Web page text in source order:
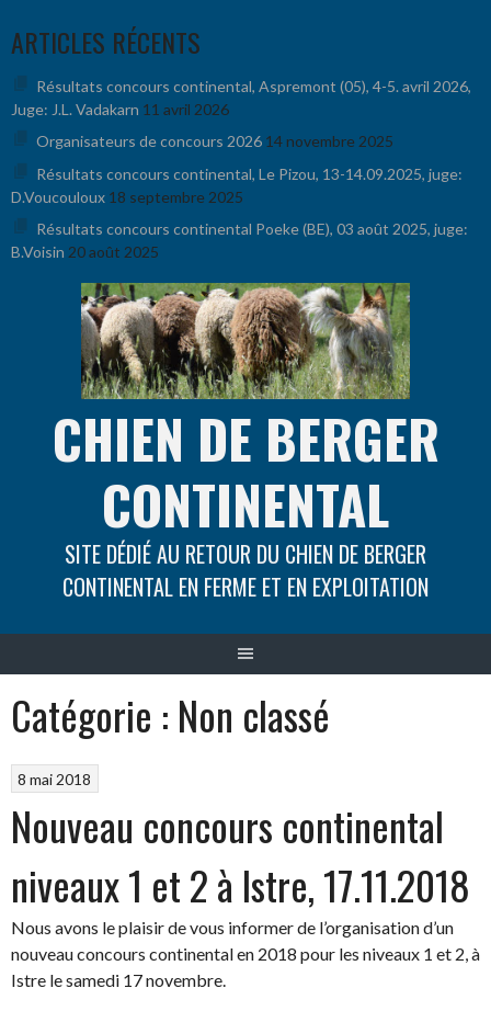
auARTICLES RÉCENTS
Résultats concours continental, Aspremont (05), 4-5. avril 2026,
Juge: J.L. Vadakarn 11 avril 2026
Organisateurs de concours 2026 14 novembre 2025
Résultats concours continental, Le Pizou, 13-14.09.2025, juge:
D.Voucouloux 18 septembre 2025
Résultats concours continental Poeke (BE), 03 août 2025, juge:
B.Voisin 20 août 2025
CHIEN DE BERGER
CONTINENTAL
SITE DÉDIÉ AU RETOUR DU CHIEN DE BERGER
CONTINENTAL EN FERME ET EN EXPLOITATION
Catégorie : Non classé
8 mai 2018
Nouveau concours continental
niveaux 1 et 2 à Istre, 17.11.2018
Nous avons le plaisir de vous informer de l’organisation d’un
nouveau concours continental en 2018 pour les niveaux 1 et 2, à
Istre le samedi 17 novembre.